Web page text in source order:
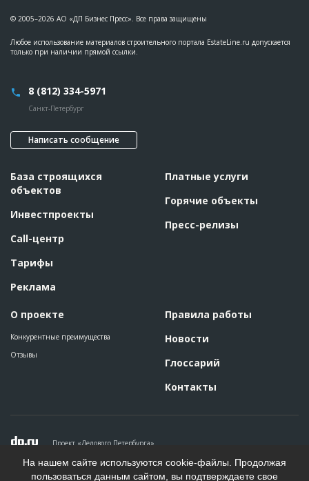
© 2005–2026 АО «ДП Бизнес Пресс». Все права защищены
Любое использование материалов строительного портала EstateLine.ru допускается
только при наличии прямой ссылки.
8 (812) 334-5971
Санкт-Петербург
Написать сообщение
База строящихся
объектов
Инвестпроекты
Call-центр
Тарифы
Реклама
О проекте
Конкурентные преимущества
Отзывы
Платные услуги
Горячие объекты
Пресс-релизы
Правила работы
Новости
Глоссарий
Контакты
Проект «Делового Петербурга»
Политика конфиденциальности
Пользовательское соглашение
На нашем сайте используются cookie-файлы. Продолжая
пользоваться данным сайтом, вы подтверждаете свое